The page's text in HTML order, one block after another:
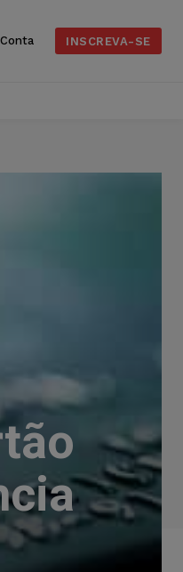
Conta INSCREVA-SE